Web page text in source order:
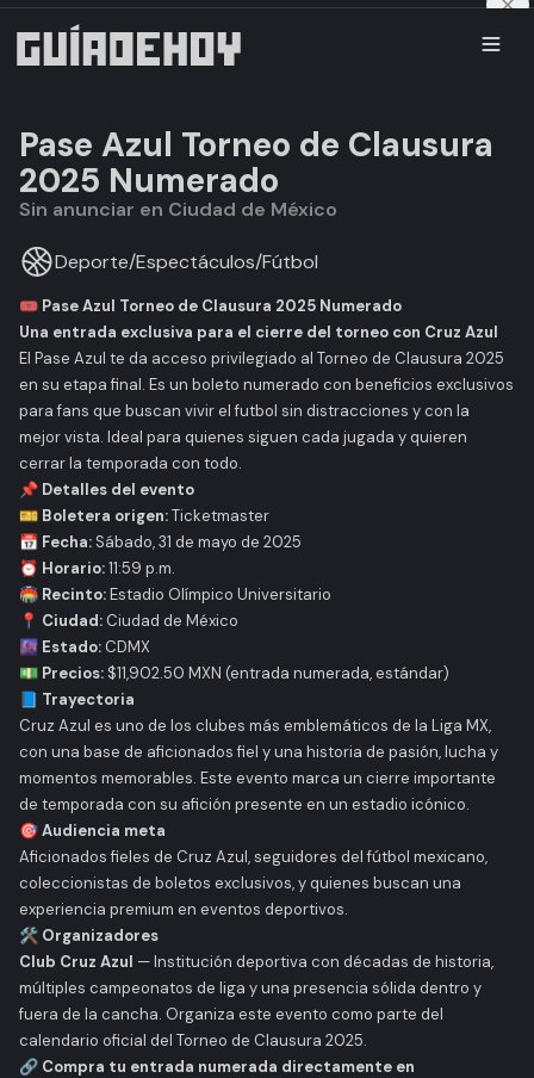
Pase Azul Torneo de Clausura
2025 Numerado
Sin anunciar en Ciudad de México
Deporte/Espectáculos/Fútbol
🎟️ Pase Azul Torneo de Clausura 2025 Numerado
Una entrada exclusiva para el cierre del torneo con Cruz Azul
El Pase Azul te da acceso privilegiado al Torneo de Clausura 2025
en su etapa final. Es un boleto numerado con beneficios exclusivos
para fans que buscan vivir el futbol sin distracciones y con la
mejor vista. Ideal para quienes siguen cada jugada y quieren
cerrar la temporada con todo.
📌 Detalles del evento
🎫 Boletera origen:Ticketmaster
📅 Fecha: Sábado, 31 de mayo de 2025
⏰ Horario:11:59 p.m.
🏟️ Recinto:Estadio Olímpico Universitario
📍 Ciudad: Ciudad de México
🌆 Estado: CDMX
💵 Precios: $11,902.50 MXN (entrada numerada, estándar)
📘 Trayectoria
Cruz Azul es uno de los clubes más emblemáticos de la Liga MX,
con una base de aficionados fiel y una historia de pasión, lucha y
momentos memorables. Este evento marca un cierre importante
de temporada con su afición presente en un estadio icónico.
🎯 Audiencia meta
Aficionados fieles de Cruz Azul, seguidores del fútbol mexicano,
coleccionistas de boletos exclusivos, y quienes buscan una
experiencia premium en eventos deportivos.
🛠️ Organizadores
Club Cruz Azul — Institución deportiva con décadas de historia,
múltiples campeonatos de liga y una presencia sólida dentro y
fuera de la cancha. Organiza este evento como parte del
calendario oficial del Torneo de Clausura 2025.
🔗 Compra tu entrada numerada directamente en